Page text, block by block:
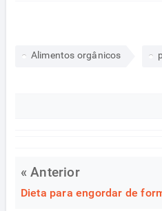
Alimentos orgânicos
« Anterior
Dieta para engordar de